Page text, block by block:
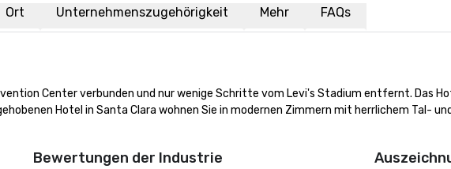
Ort Unternehmenszugehörigkeit Mehr FAQs
Center verbunden und nur wenige Schritte vom Levi's Stadium entfernt. Das
Hotel in Santa Clara wohnen Sie in modernen Zimmern mit herrlichem Tal-
Bewertungen der Industrie